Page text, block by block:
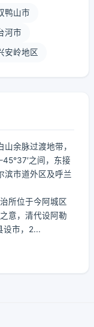
鸭山市
河市
安岭地区
余脉过渡地带，
之间，东接
滨市道外区及呼兰
所位于今阿城区
意，清代设阿勒
设市，2...